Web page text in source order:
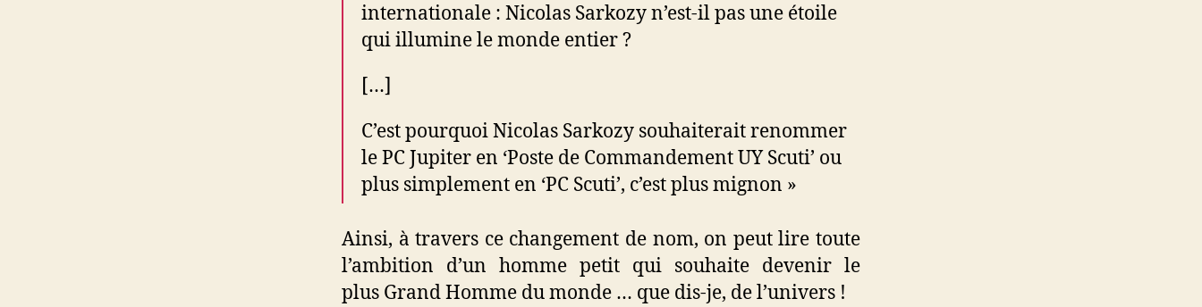
internationale : Nicolas Sarkozy n’est-il pas une étoile
qui illumine le monde entier ?
[…]
C’est pourquoi Nicolas Sarkozy souhaiterait renommer
le PC Jupiter en ‘Poste de Commandement UY Scuti’ ou
plus simplement en ‘PC Scuti’, c’est plus mignon »
Ainsi, à travers ce changement de nom, on peut lire toute
l’ambition d’un homme petit qui souhaite devenir le
plus Grand Homme du monde … que dis-je, de l’univers !